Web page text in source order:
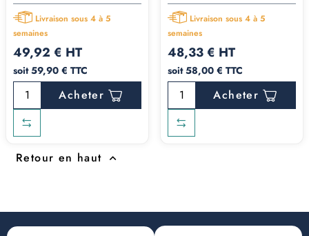
Livraison sous 4 à 5
semaines
49,92 € HT
soit 59,90 € TTC
Acheter
Livraison sous 4 à 5
semaines
48,33 € HT
soit 58,00 € TTC
Acheter
Retour en haut 